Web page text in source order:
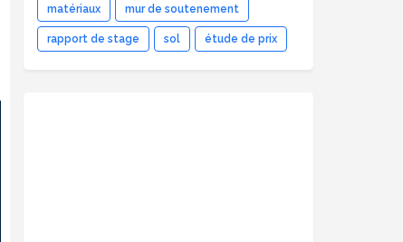
matériaux mur de soutenement
rapport de stage sol étude de prix